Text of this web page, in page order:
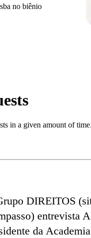
no biênio
DIREITOS
entrevista
da